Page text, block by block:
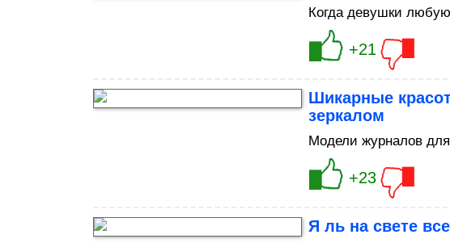
Когда девушки
+21
Шикарные
зеркалом
Модели журналов
+23
Я ль на свете